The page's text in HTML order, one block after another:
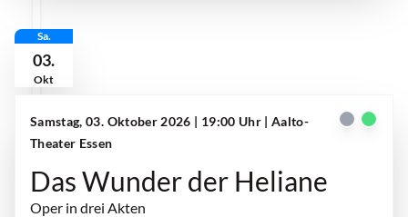
Sa.
03.
Okt
Samstag, 03. Oktober 2026 | 19:00 Uhr | Aalto-
Theater Essen
Das Wunder der Heliane
Oper in drei Akten